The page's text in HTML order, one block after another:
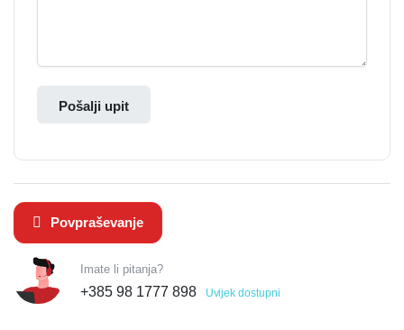
Pošalji upit
Povpraševanje
Imate li pitanja?
+385 98 1777 898 Uvijek dostupni